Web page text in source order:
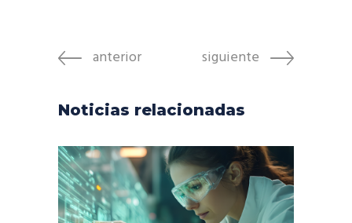
anterior siguiente
Noticias relacionadas